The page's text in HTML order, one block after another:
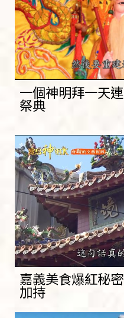
一個神明拜一天
祭典
嘉義美食爆紅秘
加持